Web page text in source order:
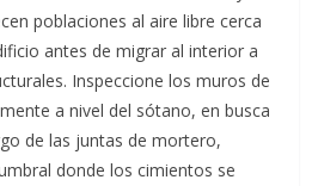
poblaciones al aire libre cerca
antes de migrar al interior a
Inspeccione los muros de
a nivel del sótano, en busca
de las juntas de mortero,
donde los cimientos se